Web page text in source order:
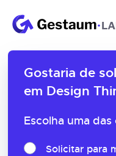
Gostaria de
em Design
Escolha uma das
Solicitar para